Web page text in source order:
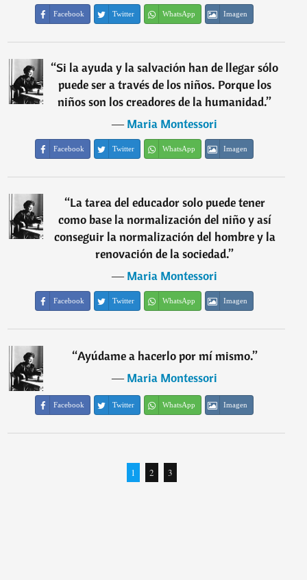
Facebook Twitter WhatsApp Imagen
“Si la ayuda y la salvación han de llegar sólo
puede ser a través de los niños. Porque los
niños son los creadores de la humanidad.”
―Maria Montessori
Facebook Twitter WhatsApp Imagen
“La tarea del educador solo puede tener
como base la normalización del niño y así
conseguir la normalización del hombre y la
renovación de la sociedad.”
―Maria Montessori
Facebook Twitter WhatsApp Imagen
“Ayúdame a hacerlo por mí mismo.”
―Maria Montessori
Facebook Twitter WhatsApp Imagen
1 2 3